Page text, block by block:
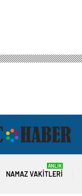
NAMAZ VAKITLERI
ANLIK